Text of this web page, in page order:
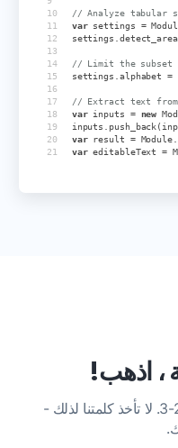
// Analyze tabular
var settings =
settings
// Limit the subset
settings
alphabet =
// Extract text
var inputs = new
inputs
push_back (
var result = Module.
var editableText =
، اذهب!
Node.js via C++ سهل مثل 1-2-3. لا تأخذ كلمتنا لذلك -